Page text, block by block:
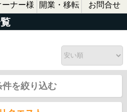
ーナー様 開業・移転 お問合せ
件を絞り込む